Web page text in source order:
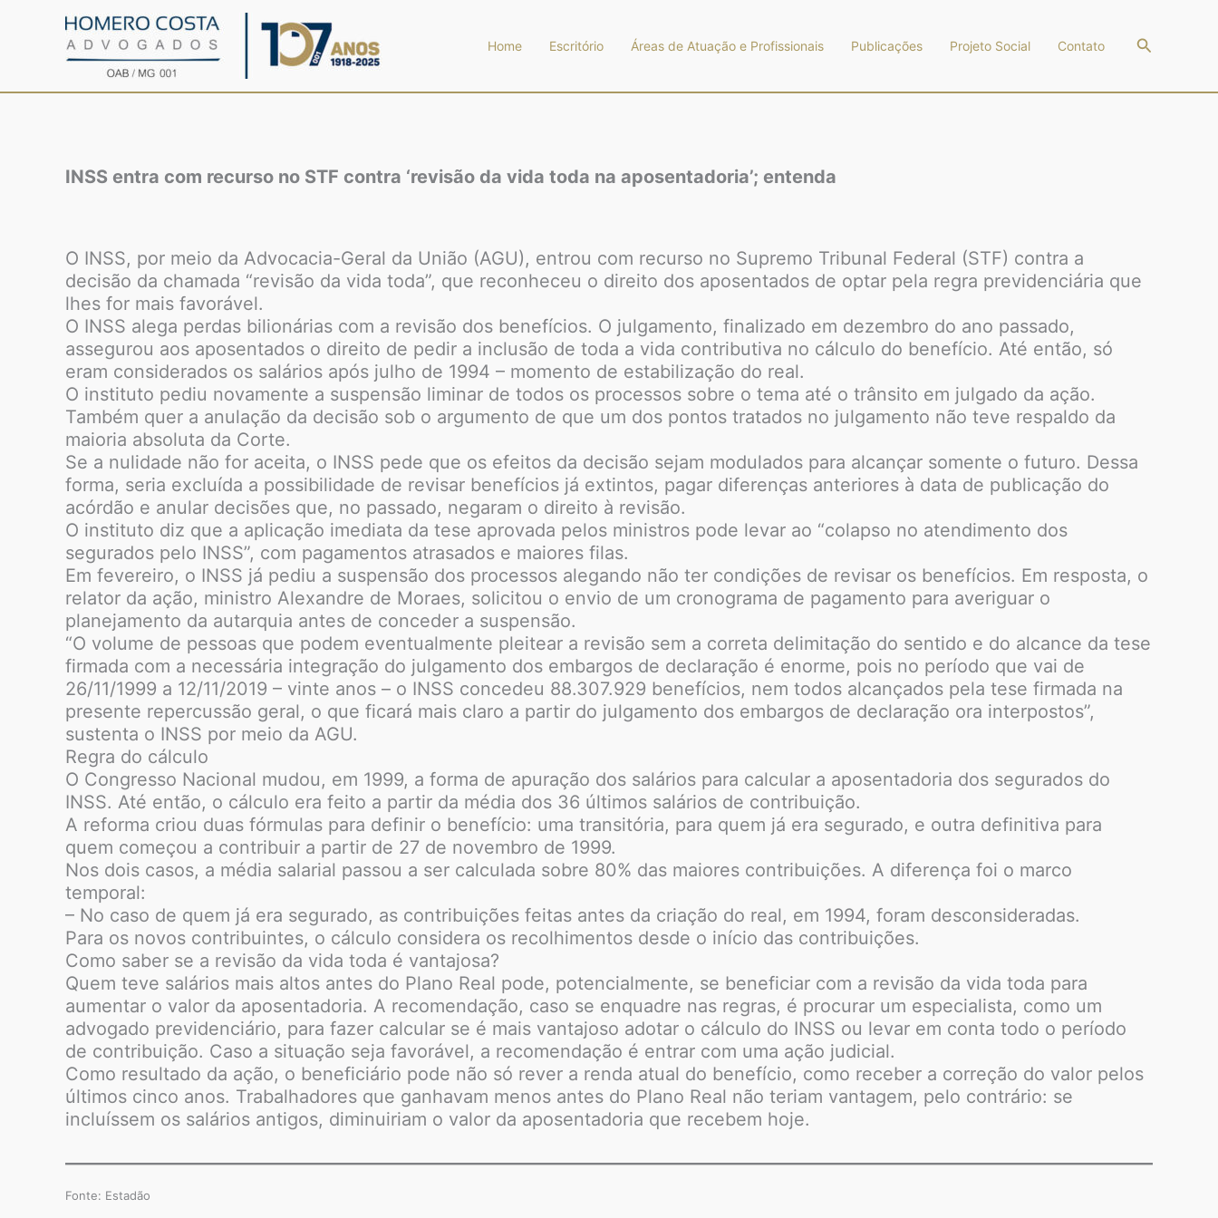
Home Escritório Áreas de Atuação e Profissionais Publicações Projeto Social Contato Pesquisar
INSS entra com recurso no STF contra ‘revisão da vida toda na aposentadoria’; entenda
O INSS, por meio da Advocacia-Geral da União (AGU), entrou com recurso no Supremo Tribunal Federal (STF) contra a
decisão da chamada “revisão da vida toda”, que reconheceu o direito dos aposentados de optar pela regra previdenciária que
lhes for mais favorável.
O INSS alega perdas bilionárias com a revisão dos benefícios. O julgamento, finalizado em dezembro do ano passado,
assegurou aos aposentados o direito de pedir a inclusão de toda a vida contributiva no cálculo do benefício. Até então, só
eram considerados os salários após julho de 1994 – momento de estabilização do real.
O instituto pediu novamente a suspensão liminar de todos os processos sobre o tema até o trânsito em julgado da ação.
Também quer a anulação da decisão sob o argumento de que um dos pontos tratados no julgamento não teve respaldo da
maioria absoluta da Corte.
Se a nulidade não for aceita, o INSS pede que os efeitos da decisão sejam modulados para alcançar somente o futuro. Dessa
forma, seria excluída a possibilidade de revisar benefícios já extintos, pagar diferenças anteriores à data de publicação do
acórdão e anular decisões que, no passado, negaram o direito à revisão.
O instituto diz que a aplicação imediata da tese aprovada pelos ministros pode levar ao “colapso no atendimento dos
segurados pelo INSS”, com pagamentos atrasados e maiores filas.
Em fevereiro, o INSS já pediu a suspensão dos processos alegando não ter condições de revisar os benefícios. Em resposta, o
relator da ação, ministro Alexandre de Moraes, solicitou o envio de um cronograma de pagamento para averiguar o
planejamento da autarquia antes de conceder a suspensão.
“O volume de pessoas que podem eventualmente pleitear a revisão sem a correta delimitação do sentido e do alcance da tese
firmada com a necessária integração do julgamento dos embargos de declaração é enorme, pois no período que vai de
26/11/1999 a 12/11/2019 – vinte anos – o INSS concedeu 88.307.929 benefícios, nem todos alcançados pela tese firmada na
presente repercussão geral, o que ficará mais claro a partir do julgamento dos embargos de declaração ora interpostos”,
sustenta o INSS por meio da AGU.
Regra do cálculo
O Congresso Nacional mudou, em 1999, a forma de apuração dos salários para calcular a aposentadoria dos segurados do
INSS. Até então, o cálculo era feito a partir da média dos 36 últimos salários de contribuição.
A reforma criou duas fórmulas para definir o benefício: uma transitória, para quem já era segurado, e outra definitiva para
quem começou a contribuir a partir de 27 de novembro de 1999.
Nos dois casos, a média salarial passou a ser calculada sobre 80% das maiores contribuições. A diferença foi o marco
temporal:
– No caso de quem já era segurado, as contribuições feitas antes da criação do real, em 1994, foram desconsideradas.
Para os novos contribuintes, o cálculo considera os recolhimentos desde o início das contribuições.
Como saber se a revisão da vida toda é vantajosa?
Quem teve salários mais altos antes do Plano Real pode, potencialmente, se beneficiar com a revisão da vida toda para
aumentar o valor da aposentadoria. A recomendação, caso se enquadre nas regras, é procurar um especialista, como um
advogado previdenciário, para fazer calcular se é mais vantajoso adotar o cálculo do INSS ou levar em conta todo o período
de contribuição. Caso a situação seja favorável, a recomendação é entrar com uma ação judicial.
Como resultado da ação, o beneficiário pode não só rever a renda atual do benefício, como receber a correção do valor pelos
últimos cinco anos. Trabalhadores que ganhavam menos antes do Plano Real não teriam vantagem, pelo contrário: se
incluíssem os salários antigos, diminuiriam o valor da aposentadoria que recebem hoje.
Fonte: Estadão